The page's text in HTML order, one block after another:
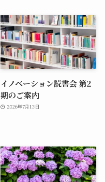
イノベーション読書会 第2
期のご案内
2026年7月13日